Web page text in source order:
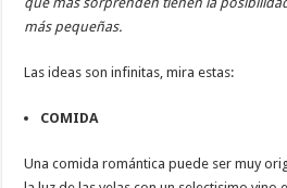
más pequeñas.
Las ideas son infinitas, mira estas:
COMIDA
Una comida romántica puede ser muy